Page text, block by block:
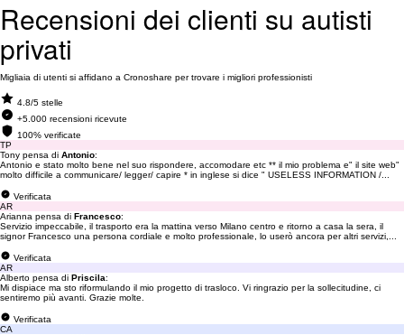
Recensioni dei clienti su autisti
privati
Migliaia di utenti si affidano a Cronoshare per trovare i migliori professionisti
4.8/5 stelle
+5.000 recensioni ricevute
100% verificate
TP
Tony pensa di Antonio:
Antonio e stato molto bene nel suo rispondere, accomodare etc ** il mio problema e" il site web"
molto difficile a communicare/ legger/ capire * in inglese si dice " USELESS INFORMATION /...
Verificata
AR
Arianna pensa di Francesco:
Servizio impeccabile, il trasporto era la mattina verso Milano centro e ritorno a casa la sera, il
signor Francesco una persona cordiale e molto professionale, lo userò ancora per altri servizi,...
Verificata
AR
Alberto pensa di Priscila:
Mi dispiace ma sto riformulando il mio progetto di trasloco. Vi ringrazio per la sollecitudine, ci
sentiremo più avanti. Grazie molte.
Verificata
CA